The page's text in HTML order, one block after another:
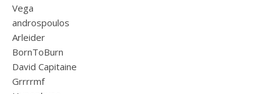
Vega
androspoulos
Arleider
BornToBurn
David Capitaine
Grrrrmf